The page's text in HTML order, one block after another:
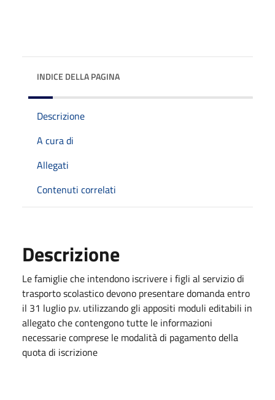
INDICE DELLA PAGINA
Descrizione
A cura di
Allegati
Contenuti correlati
Descrizione
Le famiglie che intendono iscrivere i figli al servizio di
trasporto scolastico devono presentare domanda entro
il 31 luglio p.v. utilizzando gli appositi moduli editabili in
allegato che contengono tutte le informazioni
necessarie comprese le modalità di pagamento della
quota di iscrizione